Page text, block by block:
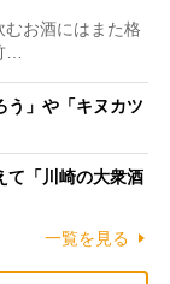
お酒にはまた格
…
う」や「キヌカツ
て「川崎の大衆酒
一覧を見る